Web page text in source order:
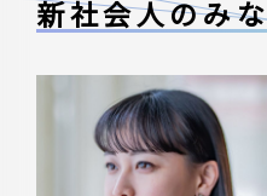
新社会人のみ